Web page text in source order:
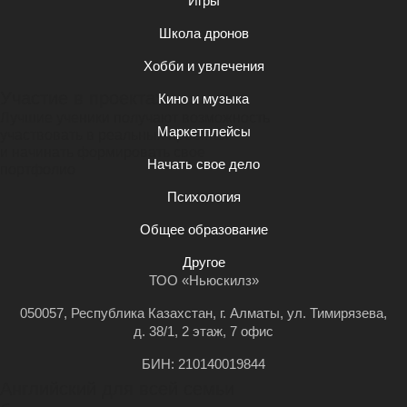
Участие в проектах
участвовать в реальных проектах
и понятно объясняли. Я за все уроки
рисовать, работать с компьютером,
Школа дронов
Хобби и увлечения
Кино и музыка
Маркетплейсы
Начать свое дело
Психология
Общее образование
Другое
ТОО «Ньюскилз»
050057, Республика Казахстан, г. Алматы, ул. Тимирязева,
д. 38/1, 2 этаж, 7 офис
БИН: 210140019844